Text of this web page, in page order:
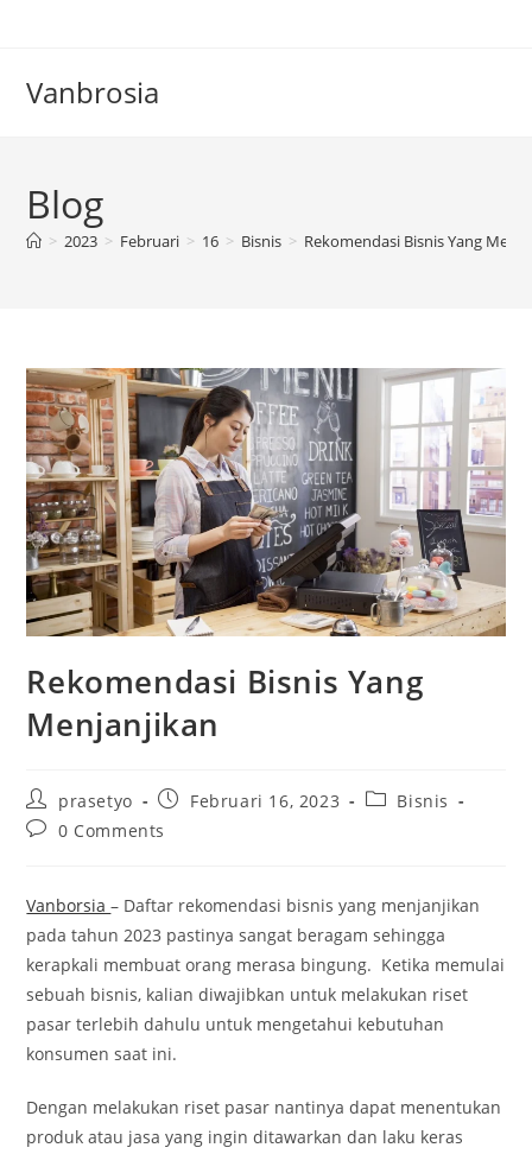
Vanbrosia
Blog
> 2023 > Februari > 16 > Bisnis > Rekomendasi Bisnis Yang
Rekomendasi Bisnis Yang
Menjanjikan
Post
author:
prasetyo
PostFebruari 16, 2023
PostBisnis
Post0 Comments
Vanborsia– Daftar rekomendasi bisnis yang menjanjikan
pada tahun 2023 pastinya sangat beragam sehingga
kerapkali membuat orang merasa bingung. Ketika memulai
sebuah bisnis, kalian diwajibkan untuk melakukan riset
pasar terlebih dahulu untuk mengetahui kebutuhan
konsumen saat ini.
Dengan melakukan riset pasar nantinya dapat menentukan
produk atau jasa yang ingin ditawarkan dan laku keras